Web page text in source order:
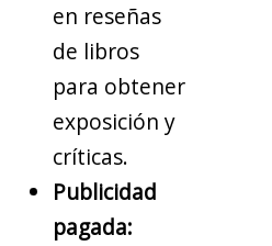
en reseñas
de libros
para obtener
exposición y
críticas.
Publicidad
pagada: